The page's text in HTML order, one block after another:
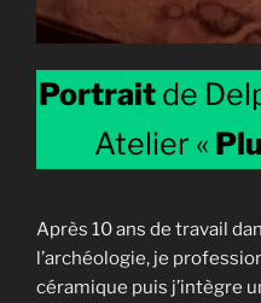
Portrait de
Atelier «
Après 10 ans de travail
l’archéologie, je
céramique puis j’intègre